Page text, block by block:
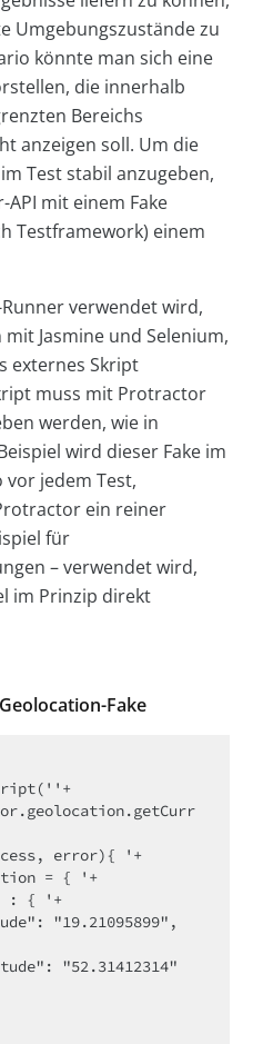
Umgebungszustände zu
könnte man sich eine
die innerhalb
Bereichs
anzeigen soll. Um die
Test stabil anzugeben,
mit einem Fake
Testframework) einem
verwendet wird,
Jasmine und Selenium,
externes Skript
muss mit Protractor
werden, wie in
wird dieser Fake im
vor jedem Test,
ein reiner
für
– verwendet wird,
im Prinzip direkt
Fake